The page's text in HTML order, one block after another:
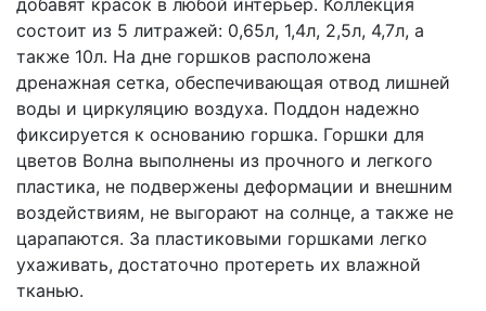
состоит из 5 литражей: 0,65л, 1,4л, 2,5л, 4,7л, а
также 10л. На дне горшков расположена
дренажная сетка, обеспечивающая отвод лишней
воды и циркуляцию воздуха. Поддон надежно
фиксируется к основанию горшка. Горшки для
цветов Волна выполнены из прочного и легкого
пластика, не подвержены деформации и внешним
воздействиям, не выгорают на солнце, а также не
царапаются. За пластиковыми горшками легко
ухаживать, достаточно протереть их влажной
тканью.